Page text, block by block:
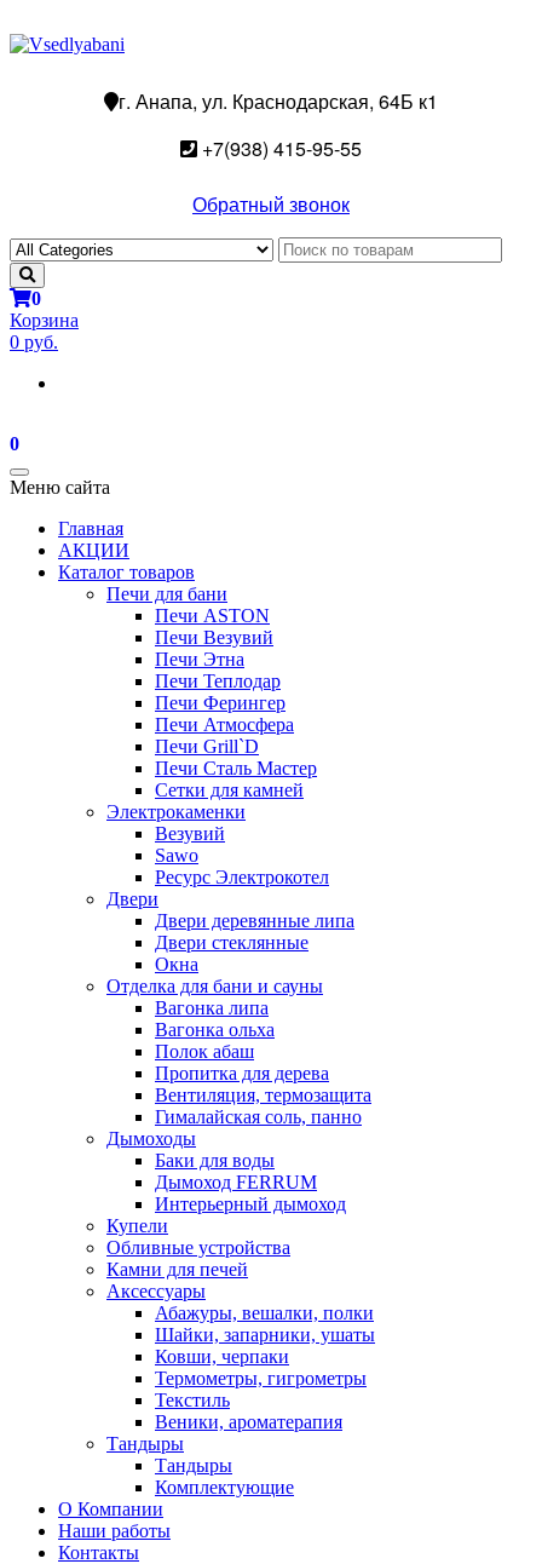
г. Анапа, ул. Краснодарская, 64Б к1
+7(938) 415-95-55
Обратный звонок
0
Корзина
0 руб.
0
Toggle
navigation
Меню сайта
Главная
АКЦИИ
Каталог товаров
Печи для бани
Печи ASTON
Печи Везувий
Печи Этна
Печи Теплодар
Печи Ферингер
Печи Атмосфера
Печи Grill`D
Печи Сталь Мастер
Сетки для камней
Электрокаменки
Везувий
Sawo
Ресурс Электрокотел
Двери
Двери деревянные липа
Двери стеклянные
Окна
Отделка для бани и сауны
Вагонка липа
Вагонка ольха
Полок абаш
Пропитка для дерева
Вентиляция, термозащита
Гималайская соль, панно
Дымоходы
Баки для воды
Дымоход FERRUM
Интерьерный дымоход
Купели
Обливные устройства
Камни для печей
Аксессуары
Абажуры, вешалки, полки
Шайки, запарники, ушаты
Ковши, черпаки
Термометры, гигрометры
Текстиль
Веники, ароматерапия
Тандыры
Тандыры
Комплектующие
О Компании
Наши работы
Контакты